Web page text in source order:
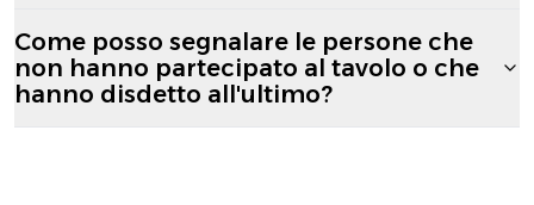
Come posso segnalare le persone che
non hanno partecipato al tavolo o che
hanno disdetto all'ultimo?